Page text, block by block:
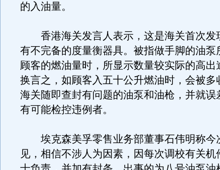
的入油量。
香港海关发言人表示，这是海关首次发
有不完备的度量衡器具。被指做手脚的油泵
顾客的燃油量时，所显示数量较实际的高出
换言之，如顾客入五十公升燃油时，会被多
海关随即查封有问题的油泵和油枪，并就误
有可能检控违例者。
埃克森美孚零售业务部董事石伟明称今
见，相信不涉人为因素，因每次调校有关机